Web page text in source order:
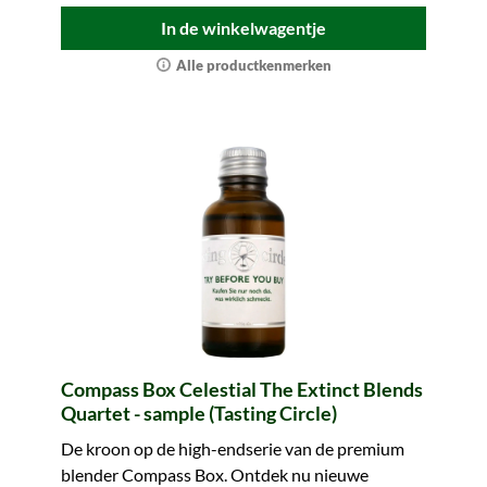
In de winkelwagentje
Alle productkenmerken
Compass Box Celestial The Extinct Blends
Quartet - sample (Tasting Circle)
De kroon op de high-endserie van de premium
blender Compass Box. Ontdek nu nieuwe